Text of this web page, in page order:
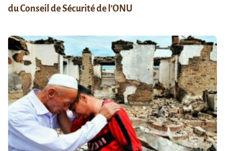
du Conseil de Sécurité de l’ONU